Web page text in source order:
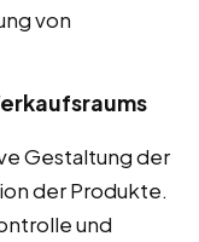
von
Gestaltung der
der Produkte.
und